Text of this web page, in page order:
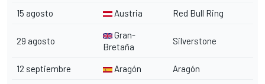
15 agosto Austria Red Bull Ring
29 agosto
Gran-
Bretaña
Silverstone
12 septiembre Aragón Aragón